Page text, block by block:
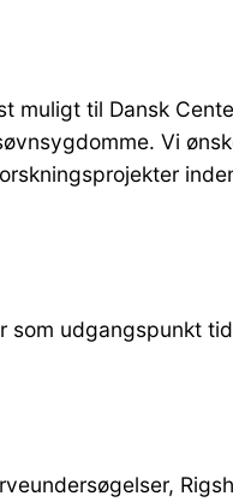
muligt til Dansk
Vi
udgangspunkt